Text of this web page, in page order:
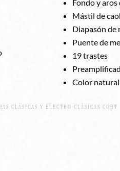
Fondo y aros
Mástil de
Diapasón de
Puente de
19 trastes
Color
CLÁSICAS Y ELECTRO CLÁSICAS CORT